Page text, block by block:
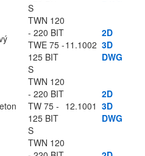
S
TWN 120
- 220 BIT
TWE 75 -
125 BIT
S
11.1002
2D
3D
DWG
TWN 120
- 220 BIT
TW 75 -
125 BIT
S
12.1001
2D
3D
DWG
TWN 120